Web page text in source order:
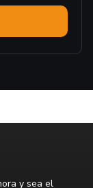
y sea el